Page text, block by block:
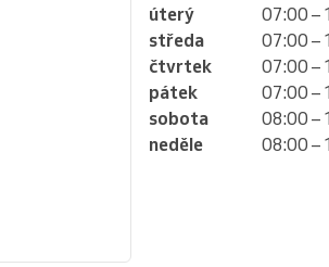
úterý
07:00 –
středa
07:00 –
čtvrtek
07:00 –
pátek
07:00 –
sobota
08:00 –
neděle
08:00 –